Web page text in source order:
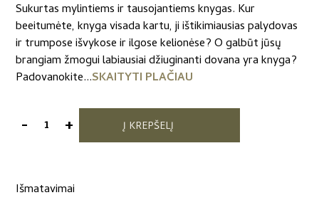
Sukurtas mylintiems ir tausojantiems knygas. Kur
beeitumėte, knyga visada kartu, ji ištikimiausias palydovas
ir trumpose išvykose ir ilgose kelionėse? O galbūt jūsų
brangiam žmogui labiausiai džiuginanti dovana yra knyga?
Padovanokite...SKAITYTI PLAČIAU
-produkto
krepšelis
+ Į KREPŠELĮ
Išmatavimai